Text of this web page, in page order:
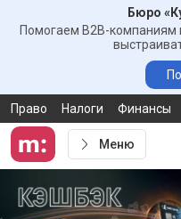
Бюро
Помогаем B2B-компаниям
Право Налоги Финансы
Меню